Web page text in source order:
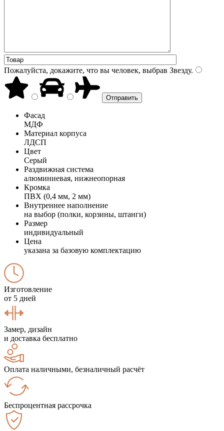
Пожалуйста, докажите, что вы человек, выбрав Звезду.
Фасад
МДФ
Материал корпуса
ЛДСП
Цвет
Серый
Раздвижная система
алюминиевая, нижнеопорная
Кромка
ПВХ (0,4 мм, 2 мм)
Внутреннее наполнение
на выбор (полки, корзины, штанги)
Размер
индивидуальный
Цена
указана за базовую комплектацию
Изготовление
от 5 дней
Замер, дизайн
и доставка бесплатно
Оплата наличными, безналичный расчёт
Беспроцентная рассрочка